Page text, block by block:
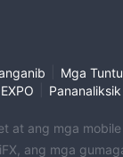
Mga
EXPO
at ang mga
ang mga